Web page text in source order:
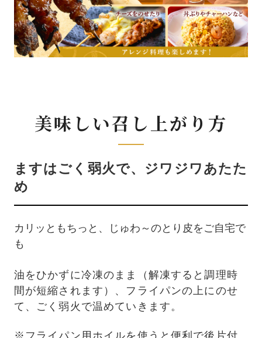
美味しい召し上がり方
ますはごく弱火で、ジワジワあたた
め
カリッともちっと、じゅわ～のとり皮をご自宅で
も
油をひかずに冷凍のまま（解凍すると調理時
間が短縮されます）、フライパンの上にのせ
て、ごく弱火で温めていきます。